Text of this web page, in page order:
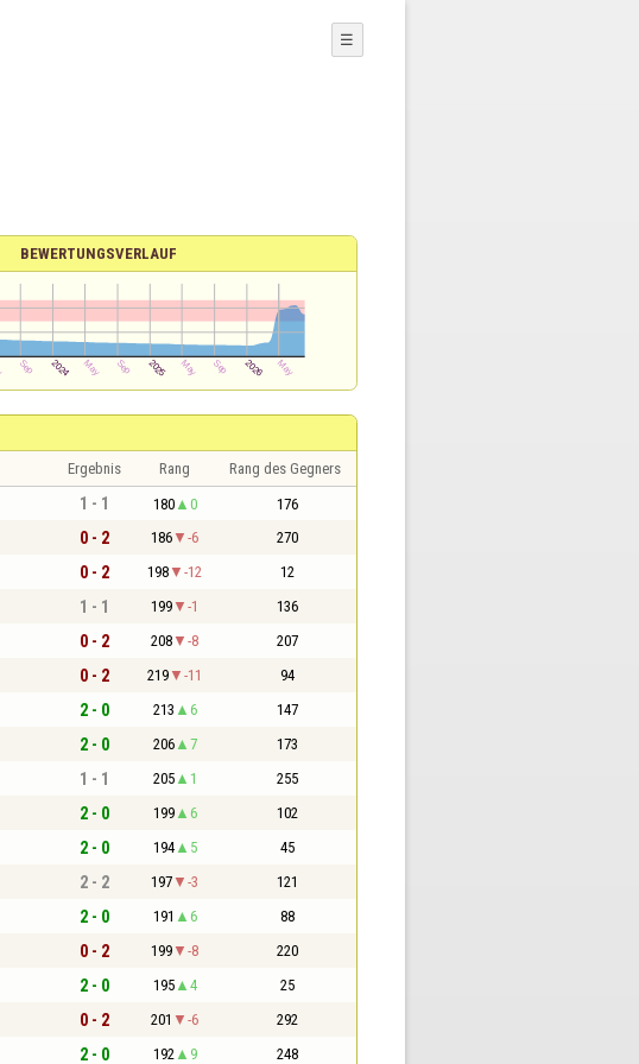
☰
BEWERTUNGSVERLAUF
Ergebnis Rang Rang des Gegners
1 - 1 180 0 176
0 - 2 186 -6 270
0 - 2 198 -12 12
1 - 1 199 -1 136
0 - 2 208 -8 207
0 - 2 219 -11 94
2 - 0 213 6 147
2 - 0 206 7 173
1 - 1 205 1 255
2 - 0 199 6 102
2 - 0 194 5 45
2 - 2 197 -3 121
2 - 0 191 6 88
0 - 2 199 -8 220
2 - 0 195 4 25
0 - 2 201 -6 292
2 - 0 192 9 248